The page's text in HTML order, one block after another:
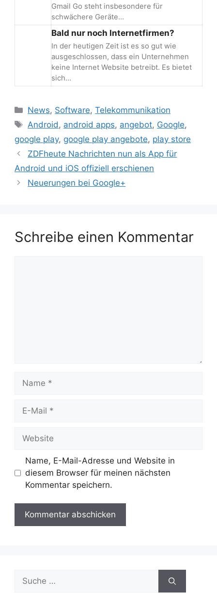
Gmail Go steht insbesondere für
schwächere Geräte…
Bald nur noch Internetfirmen?
In der heutigen Zeit ist es so gut wie
ausgeschlossen, dass ein Unternehmen
keine Internet Website betreibt. Es bietet
sich…
Kategorien
News, Software,Telekommunikation
Schlagwörter
Android , android apps, angebot, Google,
google play, google play angebote, play store
Beitrags-
Navigation
ZDFheute Nachrichten nun als App für
Android und iOS offiziell erschienen
Neuerungen bei Google+
Schreibe einen Kommentar
Mail
Name, E-Mail-Adresse und Website in
diesem Browser für meinen nächsten
Kommentar speichern.
Suche
nach: